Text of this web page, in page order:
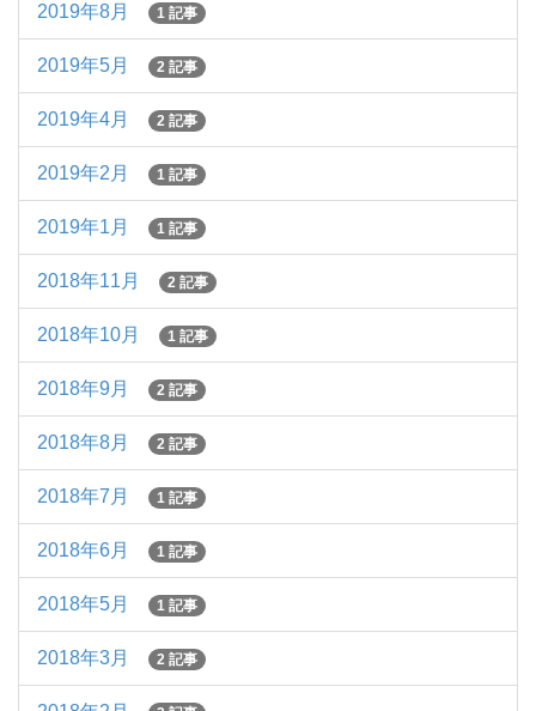
2019年8月 1 記事
2019年5月 2 記事
2019年4月 2 記事
2019年2月 1 記事
2019年1月 1 記事
2018年11月 2 記事
2018年10月 1 記事
2018年9月 2 記事
2018年8月 2 記事
2018年7月 1 記事
2018年6月 1 記事
2018年5月 1 記事
2018年3月 2 記事